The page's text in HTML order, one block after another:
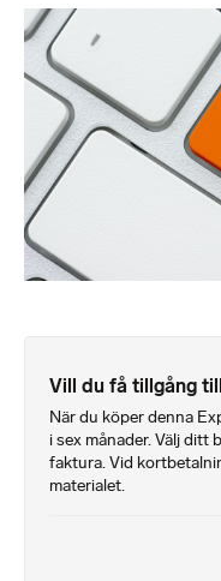
Vill du få tillgång
När du köper denna
i sex månader. Välj
faktura. Vid
materialet.